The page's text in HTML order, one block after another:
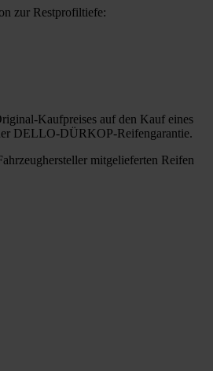
zur Restprofiltiefe:
Kaufpreises auf den Kauf eines
DELLO-DÜRKOP-Reifengarantie.
mitgelieferten Reifen